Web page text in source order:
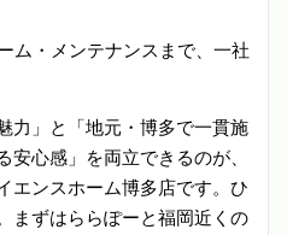
ム・メンテナンスまで、一社
力」と「地元・博多で一貫施
安心感」を両立できるのが、
エンスホーム博多店です。ひ
まずはららぽーと福岡近くの